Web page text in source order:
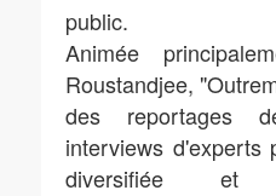
public.
Animée
Roustandjee,
des reportages
interviews d'experts
diversifiée et